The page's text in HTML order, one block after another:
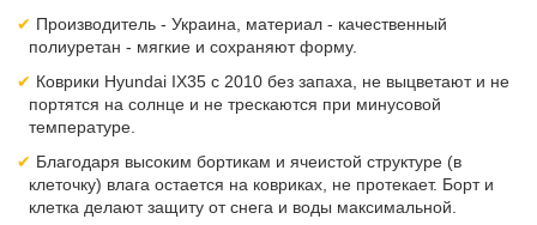
Производитель - Украина, материал - качественный
полиуретан - мягкие и сохраняют форму.
Коврики Hyundai IX35 с 2010 без запаха, не выцветают и не
портятся на солнце и не трескаются при минусовой
температуре.
Благодаря высоким бортикам и ячеистой структуре (в
клеточку) влага остается на ковриках, не протекает. Борт и
клетка делают защиту от снега и воды максимальной.